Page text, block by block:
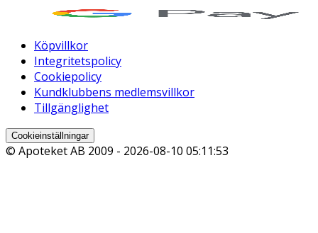
Köpvillkor
Integritetspolicy
Cookiepolicy
Kundklubbens medlemsvillkor
Tillgänglighet
Cookieinställningar
© Apoteket AB 2009 - 2026-08-10 05:11:53